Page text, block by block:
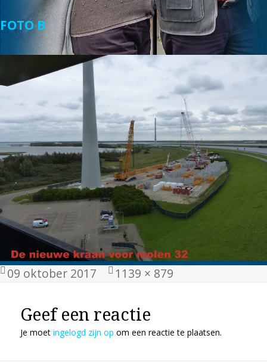
FOTO B
Geplaatst
09 oktober 2017
Volledige
1139 × 879
Geef een reactie
Je moetingelogd zijn op om een reactie te plaatsen.